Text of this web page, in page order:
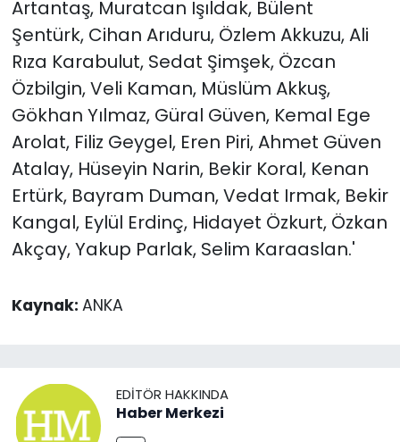
Artantaş, Muratcan Işıldak, Bülent
Şentürk, Cihan Arıduru, Özlem Akkuzu, Ali
Rıza Karabulut, Sedat Şimşek, Özcan
Özbilgin, Veli Kaman, Müslüm Akkuş,
Gökhan Yılmaz, Güral Güven, Kemal Ege
Arolat, Filiz Geygel, Eren Piri, Ahmet Güven
Atalay, Hüseyin Narin, Bekir Koral, Kenan
Ertürk, Bayram Duman, Vedat Irmak, Bekir
Kangal, Eylül Erdinç, Hidayet Özkurt, Özkan
Akçay, Yakup Parlak, Selim Karaaslan.'
Kaynak: ANKA
EDITÖR HAKKINDA
Haber Merkezi